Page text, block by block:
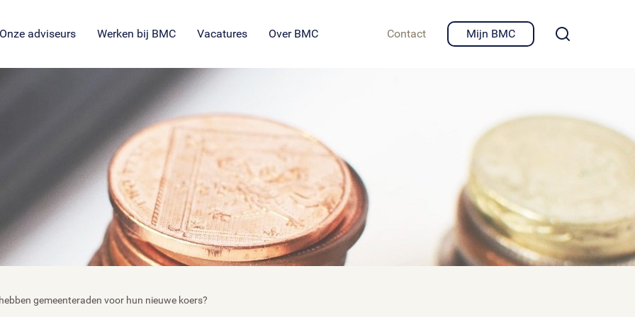
Onze adviseurs Werken bij BMC Vacatures Over BMC
Contact
Mijn BMC
gemeenteraden voor hun nieuwe koers?